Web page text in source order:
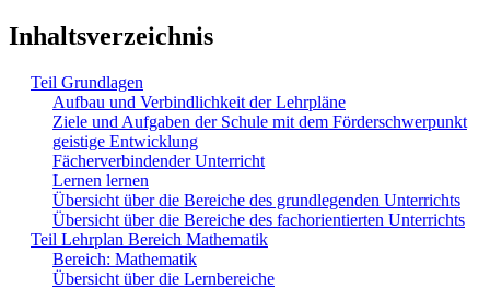
Inhaltsverzeichnis
Teil Grundlagen
Aufbau und Verbindlichkeit der Lehrpläne
Ziele und Aufgaben der Schule mit dem Förderschwerpunkt
geistige Entwicklung
Fächerverbindender Unterricht
Lernen lernen
Übersicht über die Bereiche des grundlegenden Unterrichts
Übersicht über die Bereiche des fachorientierten Unterrichts
Teil Lehrplan Bereich Mathematik
Bereich: Mathematik
Übersicht über die Lernbereiche